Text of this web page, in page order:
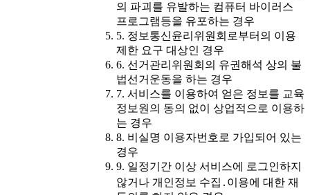
의 파괴를 유발하는 컴퓨터 바이러스
프로그램등을 유포하는 경우
5. 정보통신윤리위원회로부터의 이용
제한 요구 대상인 경우
6. 선거관리위원회의 유권해석 상의 불
법선거운동을 하는 경우
7. 서비스를 이용하여 얻은 정보를 교육
정보원의 동의 없이 상업적으로 이용하
는 경우
8. 비실명 이용자번호로 가입되어 있는
경우
9. 일정기간 이상 서비스에 로그인하지
않거나 개인정보 수집․이용에 대한 재